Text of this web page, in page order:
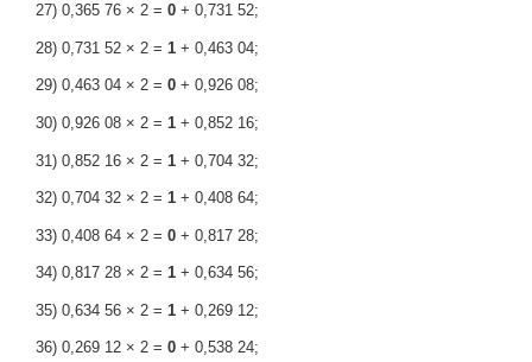
27) 0,365 76 × 2 = 0+ 0,731 52;
28) 0,731 52 × 2 = 1+ 0,463 04;
29) 0,463 04 × 2 = 0+ 0,926 08;
30) 0,926 08 × 2 = 1+ 0,852 16;
31) 0,852 16 × 2 = 1+ 0,704 32;
32) 0,704 32 × 2 = 1+ 0,408 64;
33) 0,408 64 × 2 = 0+ 0,817 28;
34) 0,817 28 × 2 = 1+ 0,634 56;
35) 0,634 56 × 2 = 1+ 0,269 12;
36) 0,269 12 × 2 = 0+ 0,538 24;